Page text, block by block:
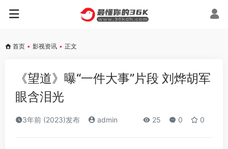
首页 • 影视资讯 • 正文
《望道》曝“一件大事”片段 刘烨胡军
眼含泪光
3年前 (2023)发布 admin 25 0 0